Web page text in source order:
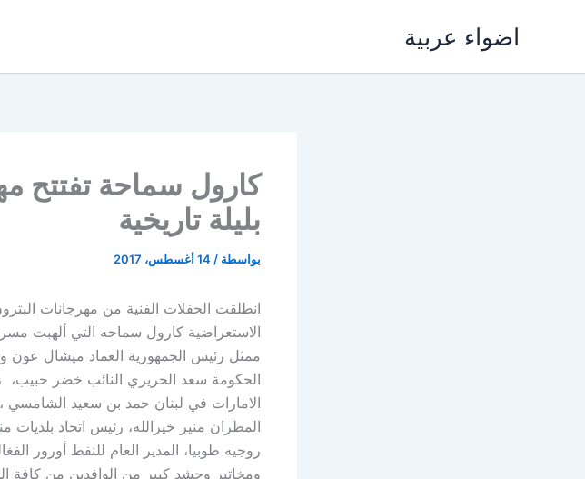
اضواء عربية
كارول سماحة تفتتح
بليلة تاريخية
بواسطة / 14 أغسطس، 2017
انطلقت الحفلات الفنية من مهرجانات
الاستعراضية كارول سماحه التي ألهبت
ممثل رئيس الجمهورية العماد ميشال عون
الحكومة سعد الحريري النائب خضر
الامارات في لبنان حمد بن سعيد الشامسي ،
المطران منير خيرالله، رئيس اتحاد بلديات
روجيه طوبيا، المدير العام للنفط أورور
ومخاتير وحشد كبير من الوافدين من كافة